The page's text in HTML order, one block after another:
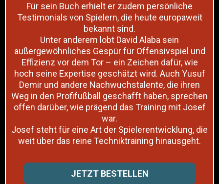
Für sein Buch erhielt er zudem persönliche
Testimonials von Spielern, die heute europaweit
bekannt sind.
Unter anderem lobt David Alaba sein
außergewöhnliches Gespür für Offensivspiel und
Effizienz vor dem Tor – ein Zeichen dafür, wie
hoch seine Expertise geschätzt wird. Auch Yusuf
Demir und andere Nachwuchstalente, die ihren
Weg in den Profifußball geschafft haben, sprechen
offen darüber, wie prägend das Training mit Josef
war.
Josef steht für eine Art der Spielerentwicklung, die
weit über das reine Techniktraining hinausgeht.
JETZT BESTELLEN